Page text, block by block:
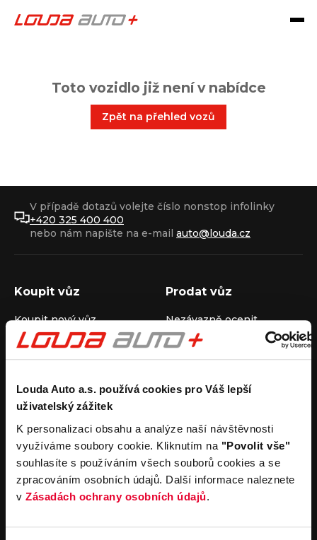
Louda Auto a.s. používá cookies pro Váš lepší
uživatelský zážitek
K personalizaci obsahu a analýze naší návštěvnosti
využíváme soubory cookie. Kliknutím na "Povolit vše"
souhlasíte s používáním všech souborů cookies a se
zpracováním osobních údajů. Další informace naleznete
v Zásadách ochrany osobních údajů.
Toto vozidlo již není v nabídce
Zpět na přehled vozů
V případě dotazů volejte číslo nonstop infolinky
+420 325 400 400
nebo nám napište na e-mail auto@louda.cz
Koupit vůz
Koupit nový vůz
Koupit ojetý vůz
Koupit užitkový vůz
Prodat vůz
Nezávazně ocenit
Průběh výkupu vozu
Pronájem
Carsharing
Autopůjčovna
Operativní leasing
Společnost
Louda Auto+ Poděbrady
Obytné vozy
Novinky
Kariéra
Servisní služby
Servis
Důležité odkazy
Cookies